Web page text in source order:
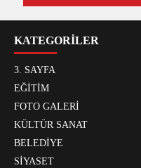
KATEGORİLER
3. SAYFA
EĞİTİM
FOTO GALERİ
KÜLTÜR SANAT
BELEDİYE
SİYASET